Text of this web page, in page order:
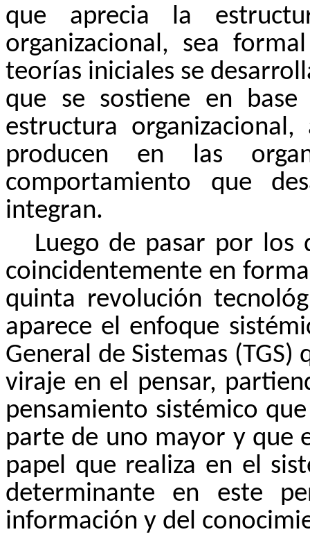
que aprecia la
organizacional, sea
teorías iniciales se
que se sostiene en
estructura
producen en las
comportamiento que
integran.
Luego de pasar por los
coincidentemente en
quinta revolución
aparece el enfoque
General de Sistemas
viraje en el pensar,
pensamiento sistémico
parte de uno mayor y que
papel que realiza en el
determinante en este
información y del